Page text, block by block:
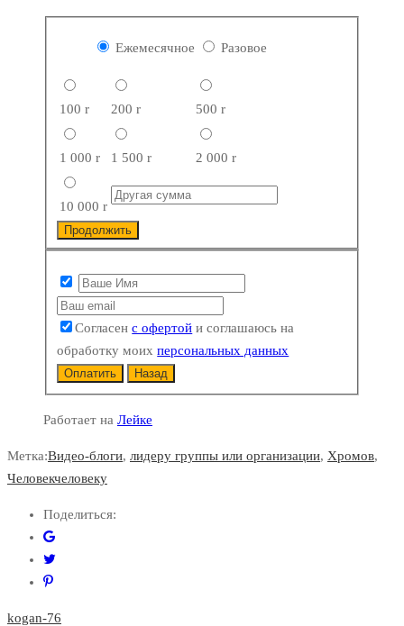
Ежемесячное Разовое
100r 200r 500r
1 000r 1 500r 2 000r
10 000r
Продолжить
Согласенс офертой и соглашаюсь на
обработку моихперсональных данных
Оплатить Назад
Работает на Лейке
Метка:Видео-блоги, лидеру группы или организации, Хромов,
Человекчеловеку
Поделиться:
kogan-76